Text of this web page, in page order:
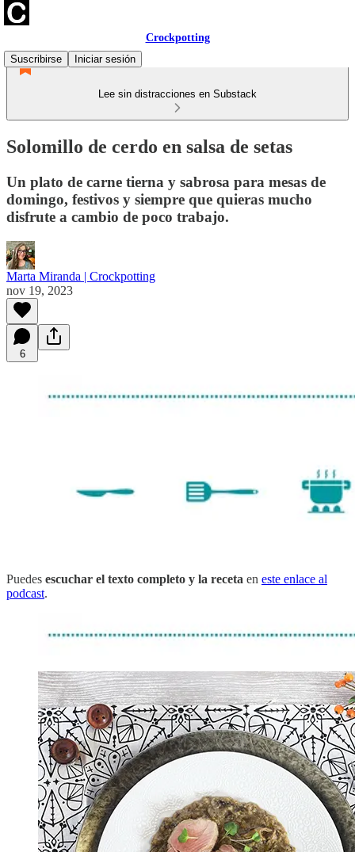
Crockpotting
Suscribirse
Iniciar sesión
Lee sin distracciones en Substack
Solomillo de cerdo en salsa de setas
Un plato de carne tierna y sabrosa para mesas de
domingo, festivos y siempre que quieras mucho
disfrute a cambio de poco trabajo.
Marta Miranda | Crockpotting
nov 19, 2023
6
Puedes escuchar el texto completo y la receta en este enlace al
podcast.